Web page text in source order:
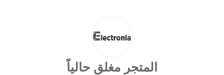
المتجر مغلق حالياً